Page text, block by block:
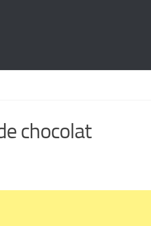
chocolat